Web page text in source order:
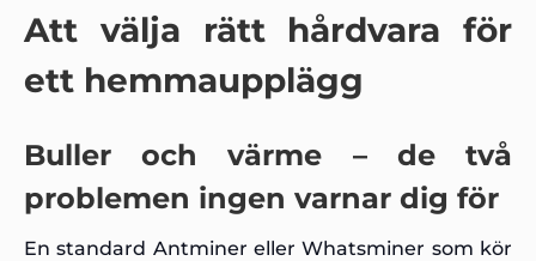
Att välja rätt hårdvara för
ett hemmaupplägg
Buller och värme – de två
problemen ingen varnar dig för
En standard Antminer eller Whatsminer som kör